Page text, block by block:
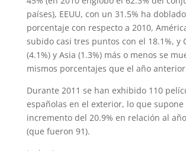
países), EEUU, con un 31.5% ha
porcentaje con respecto a 2010,
subido casi tres puntos con el 18.1%, y
(4.1%) y Asia (1.3%) más o menos se
mismos porcentajes que el año
Durante 2011 se han exhibido 110
españolas en el exterior, lo que supone
incremento del 20.9% en relación al
(que fueron 91).